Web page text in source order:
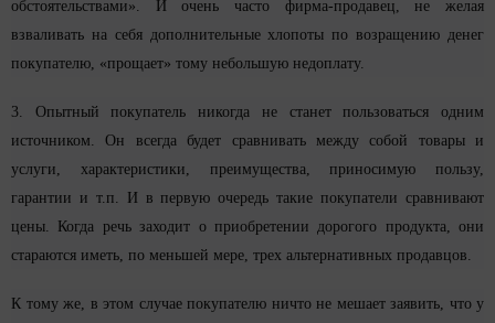
обстоятельствами». И очень часто фирма-продавец, не желая
взваливать на себя дополнительные хлопоты по возращению денег
покупателю, «прощает» тому небольшую недоплату.
3. Опытный покупатель никогда не станет пользоваться одним
источником. Он всегда будет сравнивать между собой товары и
услуги, характеристики, преимущества, приносимую пользу,
гарантии и т.п. И в первую очередь такие покупатели сравнивают
цены. Когда речь заходит о приобретении дорогого продукта, они
стараются иметь, по меньшей мере, трех альтернативных продавцов.
К тому же, в этом случае покупателю ничто не мешает заявить, что у